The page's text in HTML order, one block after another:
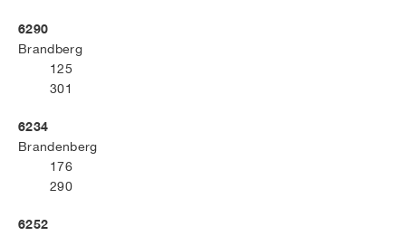
6290
Brandberg
125
301
6234
Brandenberg
176
290
6252